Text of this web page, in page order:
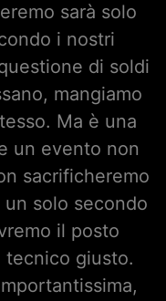
sarà solo
i nostri
di soldi
mangiamo
Ma è una
un evento non
sacrificheremo
solo secondo
il posto
giusto.